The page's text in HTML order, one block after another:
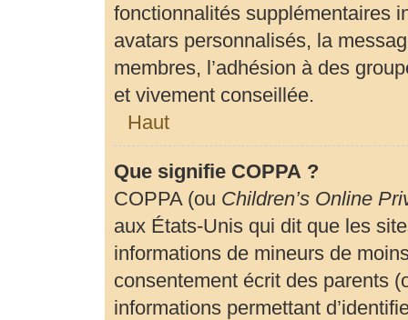
fonctionnalités supplémentaires
avatars personnalisés, la
membres, l’adhésion à des
et vivement conseillée.
Haut
Que signifie COPPA ?
COPPA (ou Children’s Online
aux États-Unis qui dit que les
informations de mineurs de
consentement écrit des parents
informations permettant